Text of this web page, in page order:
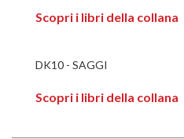
Scopri i libri della collana
DK10 - SAGGI
Scopri i libri della collana